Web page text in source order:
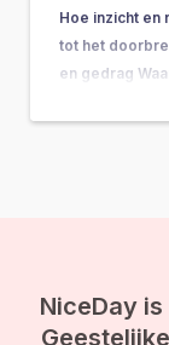
Hoe inzicht en
tot het
en gedrag
concrete do’s
waarom
NiceDay